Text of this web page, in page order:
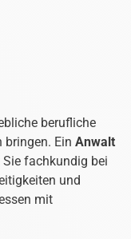
berufliche
bringen. Ein Anwalt
fachkundig bei
und
mit